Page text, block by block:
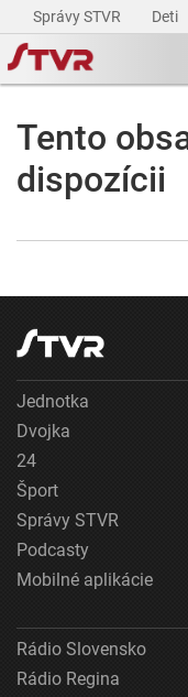
Správy STVR Deti
Tento
dispozícii
Jednotka
Dvojka
24
Šport
Správy STVR
Podcasty
Mobilné aplikácie
Rádio Slovensko
Rádio Regina